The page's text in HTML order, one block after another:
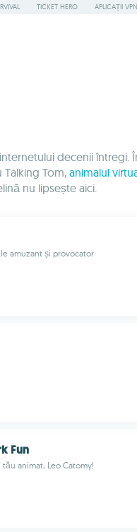
TICKET HERO APLICAȚII VPN
decenii
Tom, animalul
nu lipsește aici.
amuzant și provocator
Fun
animat, Leo Catomy!